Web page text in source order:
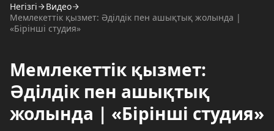
Негізгі
Видео
Мемлекеттік қызмет: Әділдік пен ашықтық жолында |
«Бірінші студия»
Мемлекеттік қызмет:
Әділдік пен ашықтық
жолында | «Бірінші студия»